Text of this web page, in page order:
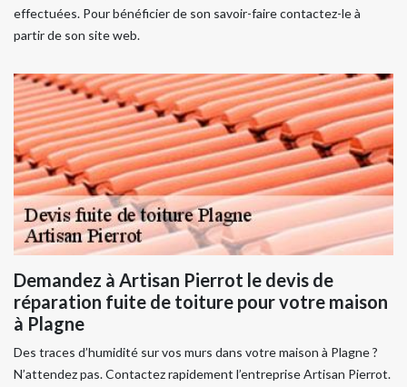
effectuées. Pour bénéficier de son savoir-faire contactez-le à
partir de son site web.
Demandez à Artisan Pierrot le devis de
réparation fuite de toiture pour votre maison
à Plagne
Des traces d’humidité sur vos murs dans votre maison à Plagne ?
N’attendez pas. Contactez rapidement l’entreprise Artisan Pierrot.